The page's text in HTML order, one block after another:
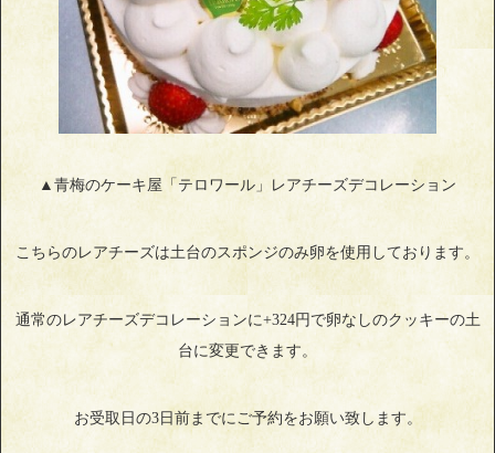
▲青梅のケーキ屋「テロワール」レアチーズデコレーション
こちらのレアチーズは土台のスポンジのみ卵を使用しております。
通常のレアチーズデコレーションに+324円で卵なしのクッキーの土
台に変更できます。
お受取日の3日前までにご予約をお願い致します。